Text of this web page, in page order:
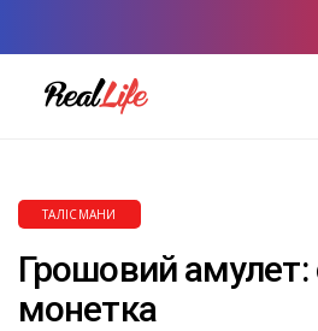
ТАЛІСМАНИ
Грошовий амулет:
монетка